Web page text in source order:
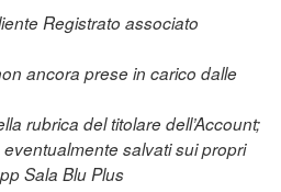
Registrato associato
ancora prese in carico dalle
rubrica del titolare dell’Account;
salvati sui propri
Sala Blu Plus